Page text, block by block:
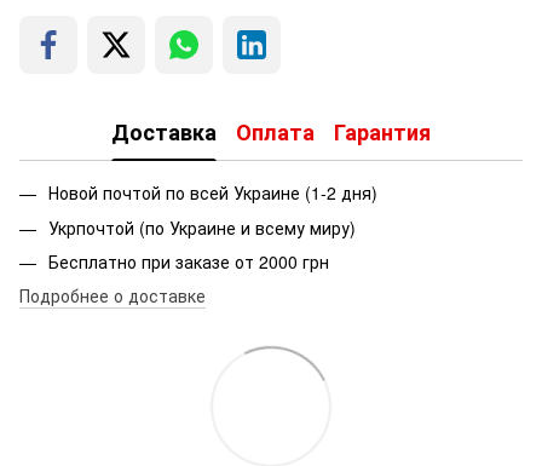
Доставка Оплата Гарантия
Новой почтой по всей Украине (1-2 дня)
Укрпочтой (по Украине и всему миру)
Бесплатно при заказе от 2000 грн
Подробнее о доставке